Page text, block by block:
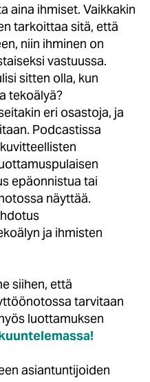
aina ihmiset. Vaikkakin
tarkoittaa sitä, että
niin ihminen on
vastuussa.
sitten olla, kun
tekoälyä?
eri osastoja, ja
Podcastissa
epäonnistua tai
näyttää.
ja ihmisten
siihen, että
tarvitaan
luottamuksen
asiantuntijoiden